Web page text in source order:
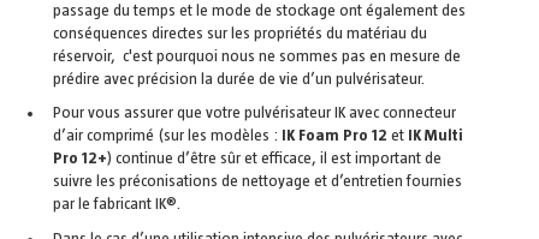
passage du temps et le mode de stockage ont également des
conséquences directes sur les propriétés du matériau du
réservoir, c'est pourquoi nous ne sommes pas en mesure de
prédire avec précision la durée de vie d’un pulvérisateur.
Pour vous assurer que votre pulvérisateur IK avec connecteur
d’air comprimé (sur les modèles :
IK Foam Pro 12 et
IK Multi
Pro 12+) continue d’être sûr et efficace, il est important de
suivre les préconisations de nettoyage et d’entretien fournies
par le fabricant IK®.